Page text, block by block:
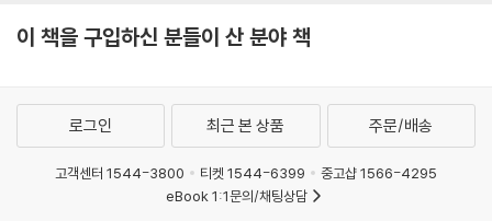
이 책을 구입하신 분들이 산 분야 책
로그인 최근 본 상품 주문/배송
고객센터 1544-3800 티켓 1544-6399
중고샵 1566-4295
eBook 1:1문의/채팅상담